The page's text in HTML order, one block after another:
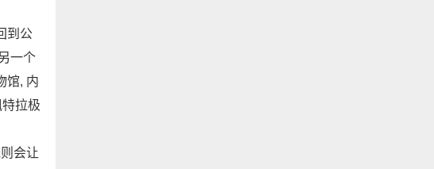
到公
一个
馆, 内
拉极
会让